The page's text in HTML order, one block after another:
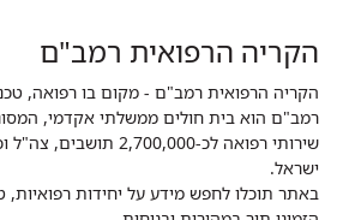
הקריה הרפואית רמב"ם
הקריה הרפואית רמב"ם - מקום בו רפואה,
ישראל.
באתר תוכלו לחפש מידע על יחידות